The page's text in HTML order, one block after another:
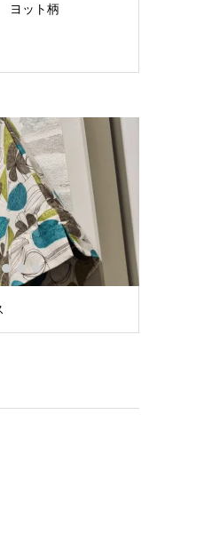
ヨット柄
3 4 5